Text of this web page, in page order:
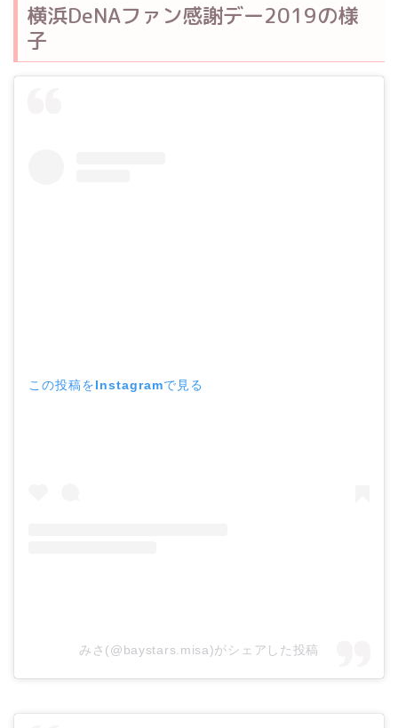
横浜DeNAファン感謝デー2019の様
子
この投稿をInstagramで見る
みさ(@baystars.misa)がシェアした投稿